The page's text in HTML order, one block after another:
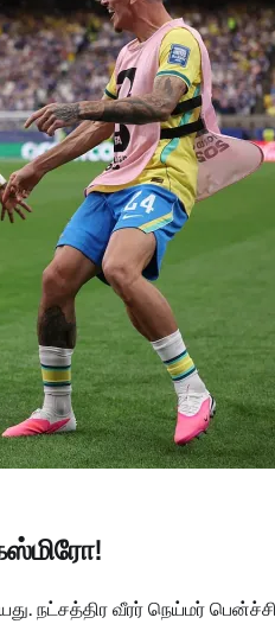
நட்சத்திர வீரர் நெய்மர்